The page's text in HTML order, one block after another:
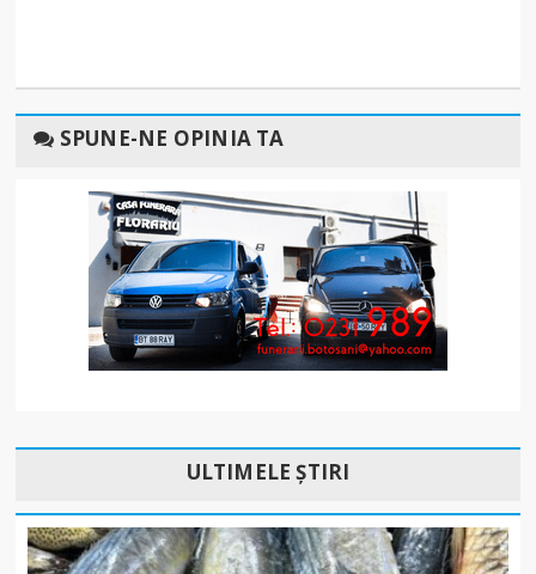
SPUNE-NE OPINIA TA
ULTIMELE ȘTIRI